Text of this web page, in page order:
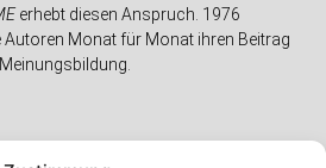
erhebt diesen Anspruch. 1976
Autoren Monat für Monat ihren Beitrag